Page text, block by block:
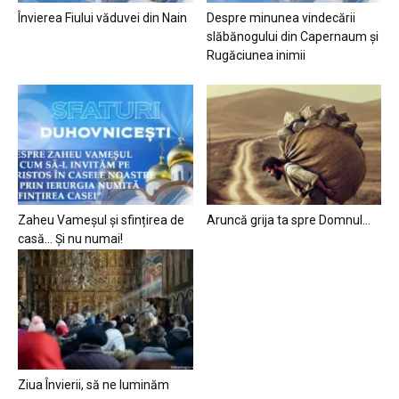
Învierea Fiului văduvei din Nain
Despre minunea vindecării
slăbănogului din Capernaum și
Rugăciunea inimii
Zaheu Vameșul și sfințirea de
casă… Și nu numai!
Aruncă grija ta spre Domnul…
Ziua Învierii, să ne luminăm